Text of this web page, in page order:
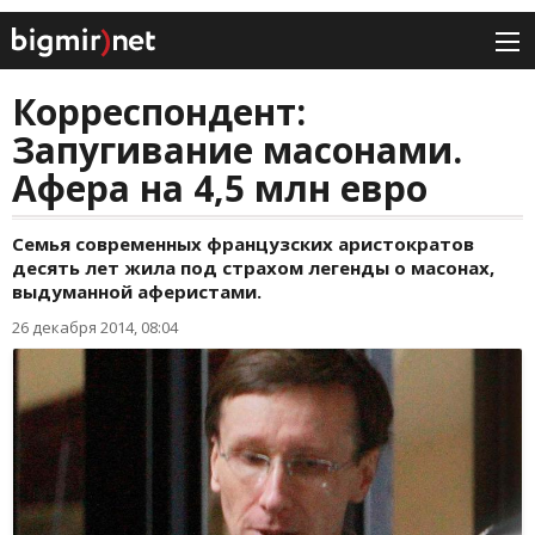
Корреспондент:
Запугивание масонами.
Афера на 4,5 млн евро
Семья современных французских аристократов
десять лет жила под страхом легенды о масонах,
выдуманной аферистами.
26 декабря 2014, 08:04